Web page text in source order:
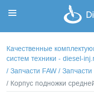
Качественные
систем техники - diesel-
/Запчасти FAW /Запчасти
/ Корпус подножки